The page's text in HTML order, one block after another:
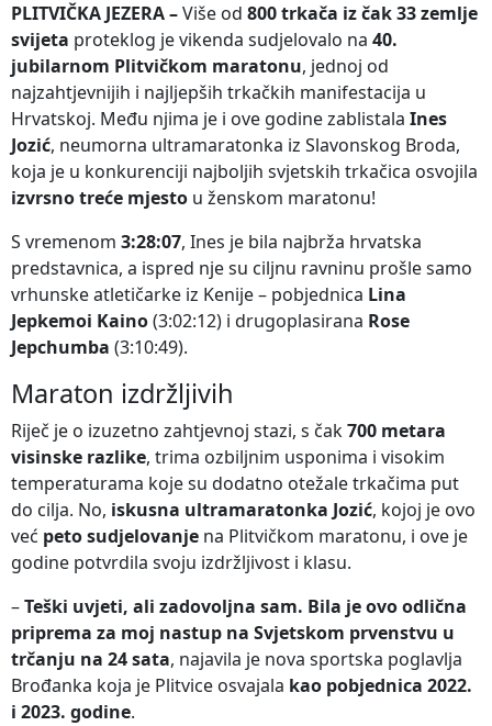
PLITVIČKA JEZERA –Više od 800 trkača iz čak 33 zemlje
svijeta proteklog je vikenda sudjelovalo na 40.
jubilarnom Plitvičkom maratonu, jednoj od
najzahtjevnijih i najljepših trkačkih manifestacija u
Hrvatskoj. Među njima je i ove godine zablistala Ines
Jozić, neumorna ultramaratonka iz Slavonskog Broda,
koja je u konkurenciji najboljih svjetskih trkačica osvojila
izvrsno treće mjesto u ženskom maratonu!
S vremenom 3:28:07, Ines je bila najbrža hrvatska
predstavnica, a ispred nje su ciljnu ravninu prošle samo
vrhunske atletičarke iz Kenije – pobjednica Lina
Jepkemoi Kaino(3:02:12) i drugoplasirana Rose
Jepchumba (3:10:49).
Maraton izdržljivih
Riječ je o izuzetno zahtjevnoj stazi, s čak700 metara
visinske razlike, trima ozbiljnim usponima i visokim
temperaturama koje su dodatno otežale trkačima put
do cilja. No, iskusna ultramaratonka Jozić, kojoj je ovo
već peto sudjelovanje na Plitvičkom maratonu, i ove je
godine potvrdila svoju izdržljivost i klasu.
–Teški uvjeti, ali zadovoljna sam. Bila je ovo odlična
priprema za moj nastup na Svjetskom prvenstvu u
trčanju na 24 sata, najavila je nova sportska poglavlja
Brođanka koja je Plitvice osvajala kao pobjednica 2022.
i 2023. godine.